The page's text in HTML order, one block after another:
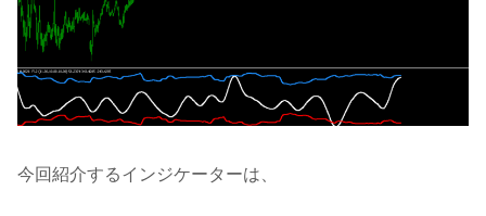
今回紹介するインジケーターは、